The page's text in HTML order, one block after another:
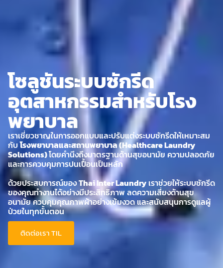
โซลูชันระบบซักรีด
อุตสาหกรรมสำหรับโรง
พยาบาล
เราเชี่ยวชาญในการออกแบบและปรับแต่งระบบซักรีดให้เหมาะสม
กับโรงพยาบาลและสถานพยาบาล (Healthcare Laundry
Solutions)โดยคำนึงถึงมาตรฐานด้านสุขอนามัย ความปลอดภัย
และการควบคุมการปนเปื้อนเป็นหลัก
ด้วยประสบการณ์ของThai Inter Laundry เราช่วยให้ระบบซักรีด
ของคุณทำงานได้อย่างมีประสิทธิภาพ ลดความเสี่ยงด้านสุข
อนามัย ควบคุมคุณภาพผ้าอย่างเข้มงวด และสนับสนุนการดูแลผู้
ป่วยในทุกขั้นตอน
ติดต่อเรา TIL